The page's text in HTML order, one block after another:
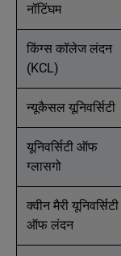
नॉटिंघम
किंग्स कॉलेज लंदन
(KCL)
न्यूकैसल यूनिवर्सिटी
यूनिवर्सिटी ऑफ
ग्लासगो
क्वीन मैरी यूनिवर्सिटी
ऑफ लंदन